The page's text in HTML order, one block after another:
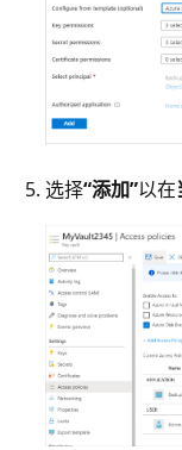
选择“添加”以在